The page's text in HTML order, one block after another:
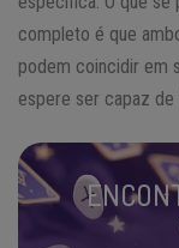
completo é que
podem coincidir em
espere ser capaz